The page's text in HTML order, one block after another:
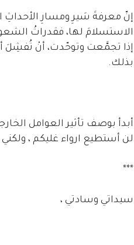
إنّ معرفةَ سَيرِ ومسارِ الأحداثِ
الاستسلامَ لها، فقدراتُ
إذا تجمَّعت وتوحّدت، أنْ تُفشِلَ
بذلك.
أبدأ بوصف تأثير العوامل
لن أستطيع ارواء غليكم ،
***
سيداتي وسادتي ،